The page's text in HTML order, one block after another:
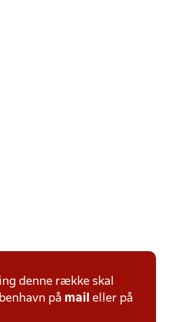
denne række skal
på mail eller på